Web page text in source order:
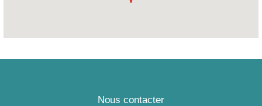
Nous contacter